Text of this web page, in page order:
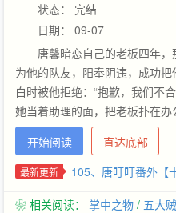
状态： 完结
日期： 09-07
唐馨暗恋自己的老板四年
为他的队友，阳奉阴违，成功
白时被他拒绝：“抱歉，我们
她当着助理的面，把老板扑在
那双复杂的眼，低低地说：“这
了。”后来，唐域发现这姑娘当
开始阅读 直达底部
最新更新 105、唐叮叮番外【
❀ 相关阅读： 掌中之物 / 五大